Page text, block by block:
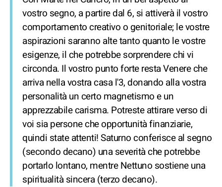
vostro segno, a partire dal 6, si attiverà il vostro
comportamento creativo o genitoriale; le vostre
aspirazioni saranno alte tanto quanto le vostre
esigenze, il che potrebbe sorprendere chi vi
circonda. Il vostro punto forte resta Venere che
arriva nella vostra casa l'3, donando alla vostra
personalità un certo magnetismo e un
apprezzabile carisma. Potreste attirare verso di
voi sia persone che opportunità finanziarie,
quindi state attenti! Saturno conferisce al segno
(secondo decano) una severità che potrebbe
portarlo lontano, mentre Nettuno sostiene una
spiritualità sincera (terzo decano).